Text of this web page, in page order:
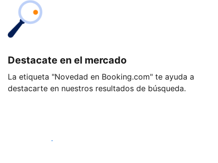
Destacate en el mercado
La etiqueta "Novedad en Booking.com" te ayuda a
destacarte en nuestros resultados de búsqueda.
Empezá hoy mismo